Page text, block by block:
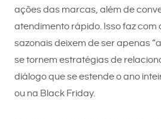
ações das marcas, além de
atendimento rápido. Isso faz
sazonais deixem de ser apenas
se tornem estratégias de
diálogo que se estende o ano
ou na Black Friday.